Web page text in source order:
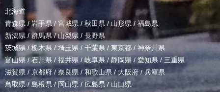
北海道
青森県 / 岩手県/ 宮城県 / 秋田県 / 山形県/ 福島県
新潟県 /群馬県/山梨県 / 長野県
茨城県 / 栃木県 / 埼玉県 / 千葉県 / 東京都 / 神奈川県
富山県 /石川県/福井県/岐阜県 / 静岡県 / 愛知県 / 三重県
滋賀県 / 京都府 / 奈良県 / 和歌山県/ 大阪府 /兵庫県
鳥取県/ 島根県 /岡山県/ 広島県 / 山口県